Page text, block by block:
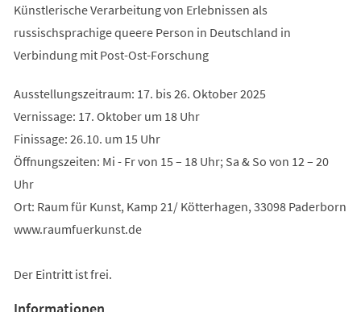
Künstlerische Verarbeitung von Erlebnissen als
russischsprachige queere Person in Deutschland in
Verbindung mit Post-Ost-Forschung
Ausstellungszeitraum: 17. bis 26. Oktober 2025
Vernissage: 17. Oktober um 18 Uhr
Finissage: 26.10. um 15 Uhr
Öffnungszeiten: Mi - Fr von 15 – 18 Uhr; Sa & So von 12 – 20
Uhr
Ort: Raum für Kunst, Kamp 21/ Kötterhagen, 33098 Paderborn
www.raumfuerkunst.de
Der Eintritt ist frei.
Informationen